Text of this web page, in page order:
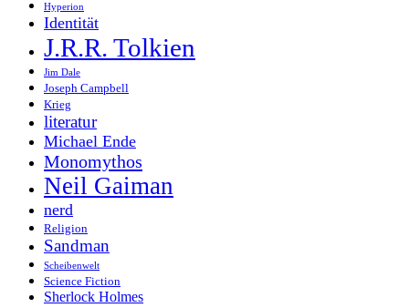
Hyperion
Identität
J.R.R. Tolkien
Jim Dale
Joseph Campbell
Krieg
literatur
Michael Ende
Monomythos
Neil Gaiman
nerd
Religion
Sandman
Scheibenwelt
Science Fiction
Sherlock Holmes